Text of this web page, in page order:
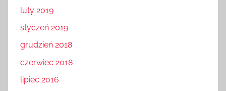
luty 2019
styczeń 2019
grudzień 2018
czerwiec 2018
lipiec 2016